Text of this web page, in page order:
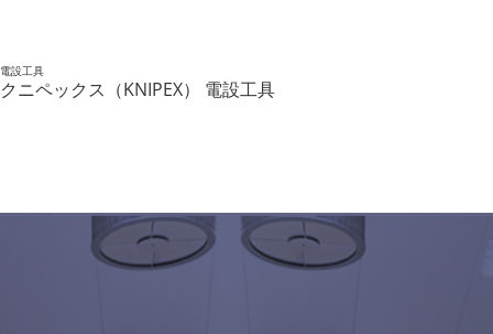
電設工具
クニペックス（KNIPEX） 電設工具